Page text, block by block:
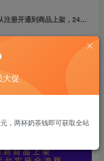
（15057期）抖店运营全攻略：从注册开通到商品上架，24节课掌握后台实操全流程
大促
元，两杯奶茶钱即可获取全站